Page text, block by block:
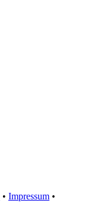
• Impressum •